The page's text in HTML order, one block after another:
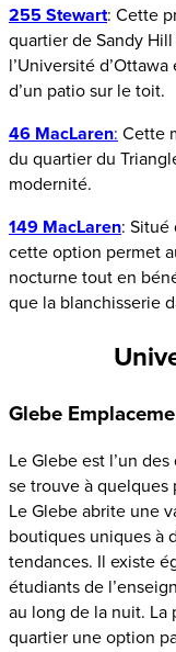
255 Stewart: Cette
quartier de Sandy
l’Université
d’un patio sur le toit.
46 MacLaren: Cette
du quartier du
modernité.
149 MacLaren: Situé
cette option permet
nocturne tout en
que la blanchisserie
Glebe
Le Glebe est l’un
se trouve à quelques
Le Glebe abrite une
boutiques uniques à
tendances. Il existe
étudiants de
au long de la nuit. La
quartier une option